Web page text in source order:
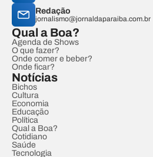
Redação
jornalismo@jornaldaparaiba.com.br
Qual a Boa?
Agenda de Shows
O que fazer?
Onde comer e beber?
Onde ficar?
Notícias
Bichos
Cultura
Economia
Educação
Política
Qual a Boa?
Cotidiano
Saúde
Tecnologia